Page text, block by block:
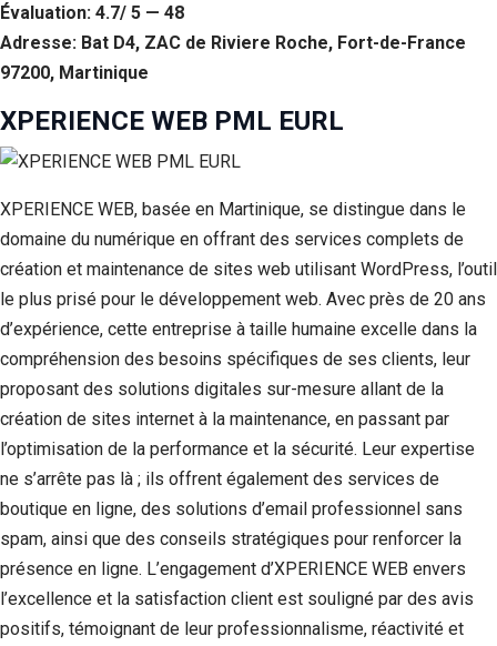
Évaluation: 4.7/ 5 — 48
Adresse: Bat D4, ZAC de Riviere Roche, Fort-de-France
97200, Martinique
XPERIENCE WEB PML EURL
XPERIENCE WEB, basée en Martinique, se distingue dans le
domaine du numérique en offrant des services complets de
création et maintenance de sites web utilisant WordPress, l’outil
le plus prisé pour le développement web. Avec près de 20 ans
d’expérience, cette entreprise à taille humaine excelle dans la
compréhension des besoins spécifiques de ses clients, leur
proposant des solutions digitales sur-mesure allant de la
création de sites internet à la maintenance, en passant par
l’optimisation de la performance et la sécurité. Leur expertise
ne s’arrête pas là ; ils offrent également des services de
boutique en ligne, des solutions d’email professionnel sans
spam, ainsi que des conseils stratégiques pour renforcer la
présence en ligne. L’engagement d’XPERIENCE WEB envers
l’excellence et la satisfaction client est souligné par des avis
positifs, témoignant de leur professionnalisme, réactivité et